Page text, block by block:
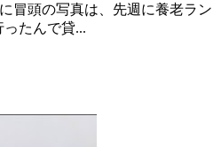
冒頭の写真は、先週に養老ラン
ったんで貸...